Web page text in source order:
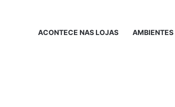
ACONTECE NAS LOJAS AMBIENTES